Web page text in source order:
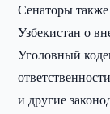
Сенаторы
Узбекистан о
Уголовный
и другие